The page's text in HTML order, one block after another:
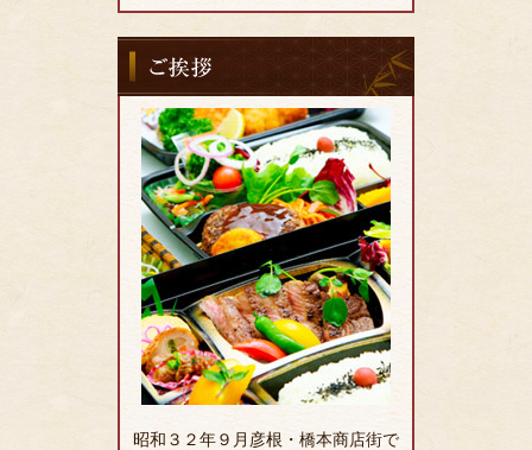
ご
挨
拶
昭和３２年９月彦根・橋本商店街で